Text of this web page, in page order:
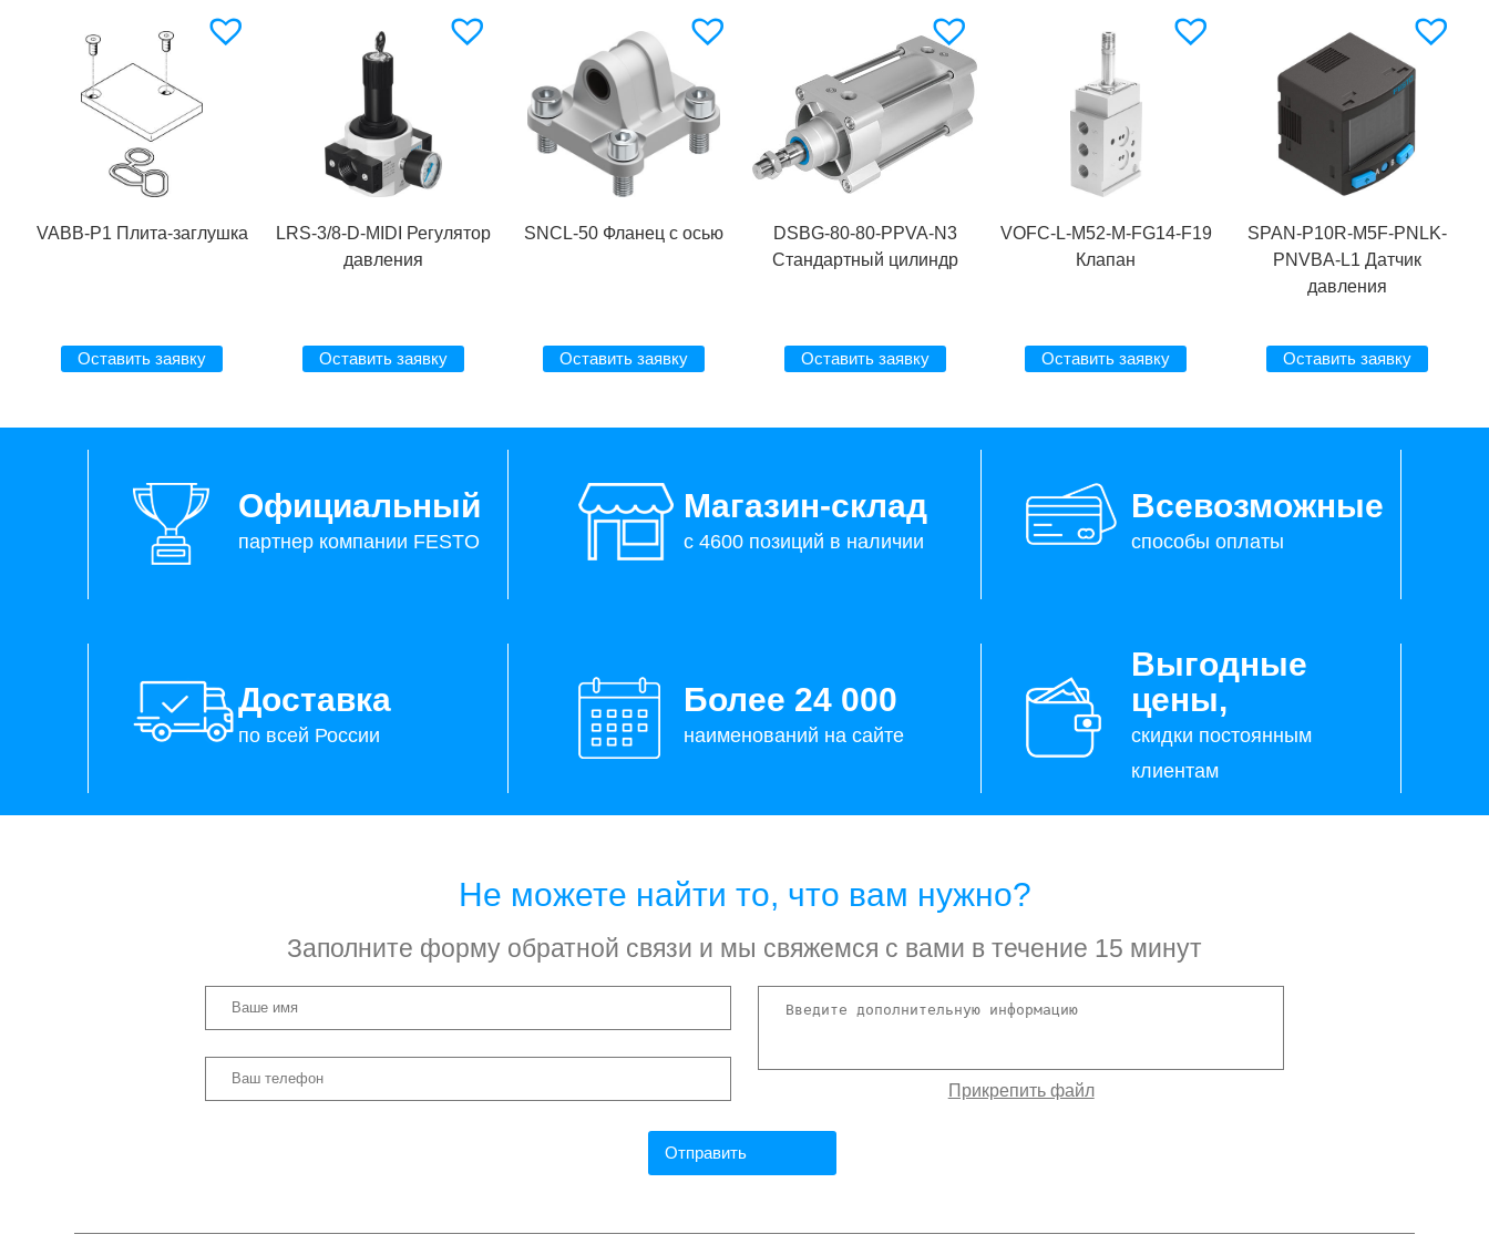
VABB-P1 Плита-заглушка
Оставить заявку
LRS-3/8-D-MIDI Регулятор
давления
Оставить заявку
SNCL-50 Фланец с осью
Оставить заявку
DSBG-80-80-PPVA-N3
Стандартный цилиндр
Оставить заявку
VOFC-L-M52-M-FG14-F19
Клапан
Оставить заявку
SPAN-P10R-M5F-PNLK-
PNVBA-L1 Датчик
давления
Оставить заявку
Официальный
партнер компании FESTO
Магазин-склад
с 4600 позиций в наличии
Всевозможные
способы оплаты
Доставка
по всей России
Более 24 000
наименований на сайте
Выгодные
цены,
скидки постоянным
клиентам
Не можете найти то, что вам нужно?
Заполните форму обратной связи и мы свяжемся с вами в течение 15 минут